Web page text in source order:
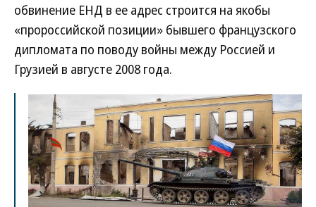
обвинение ЕНД в ее адрес строится на якобы
«пророссийской позиции» бывшего французского
дипломата по поводу войны между Россией и
Грузией в августе 2008 года.